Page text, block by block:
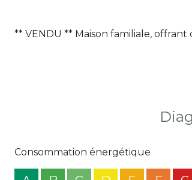
** VENDU ** Maison familiale,
Consommation énergétique